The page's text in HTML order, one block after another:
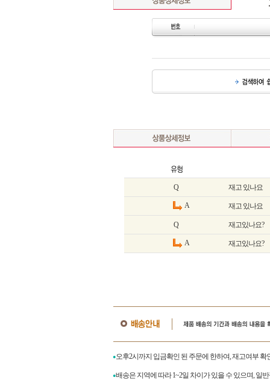
Q 재고 있나요
A 재고 있나요
Q 재고있나요?
A 재고있나요?
●오후2시까지 입금확인 된 주문에 한하여, 재고여부
●배송은 지역에 따라 1~2일 차이가 있을 수 있으며, 일